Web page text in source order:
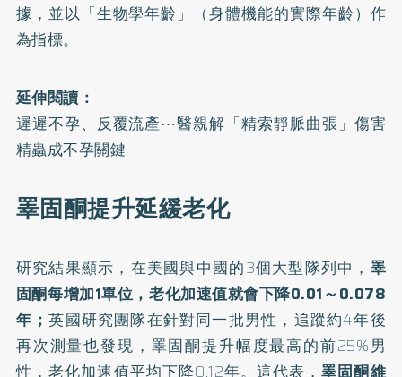
據，並以「生物學年齡」（身體機能的實際年齡）作
為指標。
延伸閱讀：
遲遲不孕、反覆流產⋯醫親解「精索靜脈曲張」傷害
精蟲成不孕關鍵
睪固酮提升延緩老化
研究結果顯示，在美國與中國的3個大型隊列中， 睪
固酮每增加1單位，老化加速值就會下降0.01～0.078
年； 英國研究團隊在針對同一批男性，追蹤約4年後
再次測量也發現，睪固酮提升幅度最高的前25%男
性，老化加速值平均下降0.12年。這代表，睪固酮維